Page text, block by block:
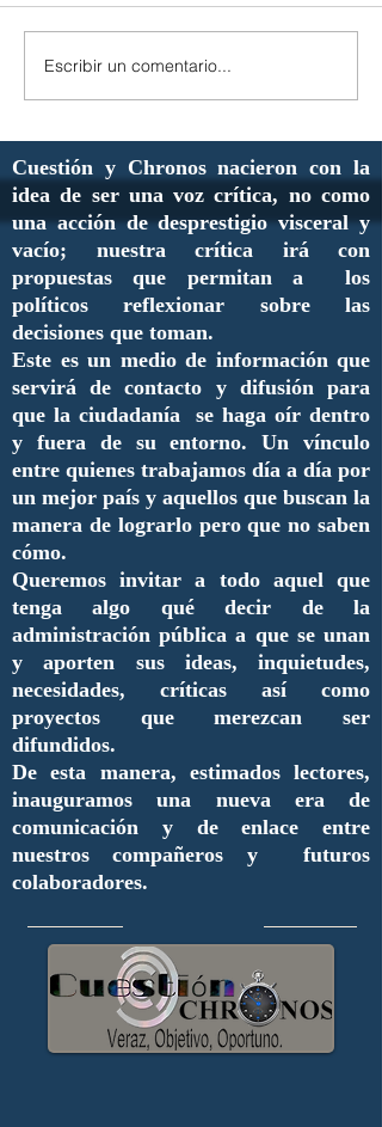
Escribir un comentario...
Cuestión y Chronos nacieron con la
idea de ser una voz crítica, no como
una acción de desprestigio visceral y
vacío; nuestra crítica irá con
propuestas que permitan a los
políticos reflexionar sobre las
decisiones que toman.
Este es un medio de información que
servirá de contacto y difusión para
que la ciudadanía se haga oír dentro
y fuera de su entorno. Un vínculo
entre quienes trabajamos día a día por
un mejor país y aquellos que buscan la
manera de lograrlo pero que no saben
cómo.
Queremos invitar a todo aquel que
tenga algo qué decir de la
administración pública a que se unan
y aporten sus ideas, inquietudes,
necesidades, críticas así como
proyectos que merezcan ser
difundidos.
De esta manera, estimados lectores,
inauguramos una nueva era de
comunicación y de enlace entre
nuestros compañeros y futuros
colaboradores.